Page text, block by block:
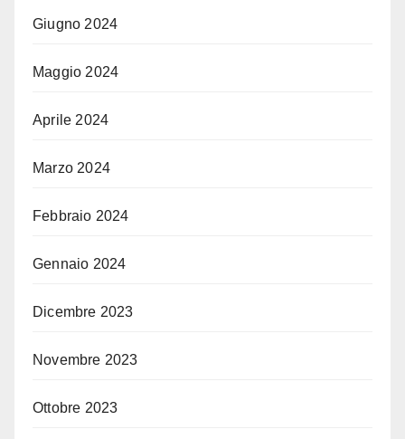
Giugno 2024
Maggio 2024
Aprile 2024
Marzo 2024
Febbraio 2024
Gennaio 2024
Dicembre 2023
Novembre 2023
Ottobre 2023